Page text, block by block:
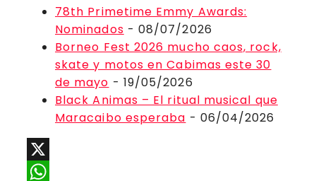
78th Primetime Emmy Awards:
Nominados - 08/07/2026
Borneo Fest 2026 mucho caos, rock,
skate y motos en Cabimas este 30
de mayo - 19/05/2026
Black Animas – El ritual musical que
Maracaibo esperaba - 06/04/2026
X